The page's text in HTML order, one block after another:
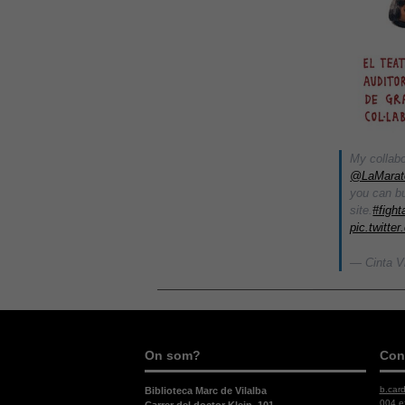
My
you can
site.
— Cinta
On som?
Biblioteca Marc de Vilalba
004